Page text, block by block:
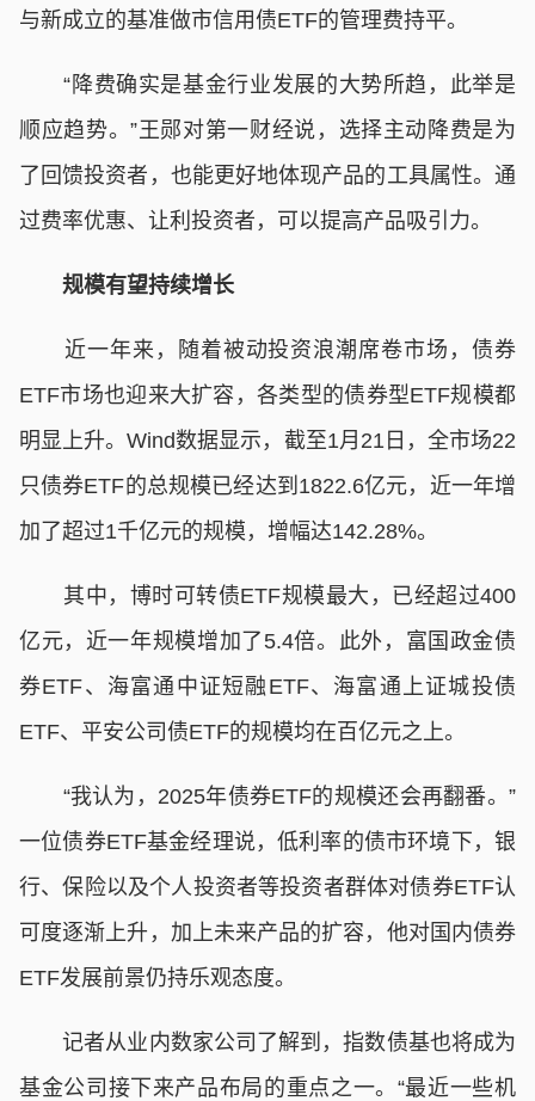
与新成立的基准做市信用债ETF的管理费持平。
“降费确实是基金行业发展的大势所趋，此举是
顺应趋势。”王郧对第一财经说，选择主动降费是为
了回馈投资者，也能更好地体现产品的工具属性。通
过费率优惠、让利投资者，可以提高产品吸引力。
规模有望持续增长
近一年来，随着被动投资浪潮席卷市场，债券
ETF市场也迎来大扩容，各类型的债券型ETF规模都
明显上升。Wind数据显示，截至1月21日，全市场22
只债券ETF的总规模已经达到1822.6亿元，近一年增
加了超过1千亿元的规模，增幅达142.28%。
其中，博时可转债ETF规模最大，已经超过400
亿元，近一年规模增加了5.4倍。此外，富国政金债
券ETF、海富通中证短融ETF、海富通上证城投债
ETF、平安公司债ETF的规模均在百亿元之上。
“我认为，2025年债券ETF的规模还会再翻番。”
一位债券ETF基金经理说，低利率的债市环境下，银
行、保险以及个人投资者等投资者群体对债券ETF认
可度逐渐上升，加上未来产品的扩容，他对国内债券
ETF发展前景仍持乐观态度。
记者从业内数家公司了解到，指数债基也将成为
基金公司接下来产品布局的重点之一。“最近一些机